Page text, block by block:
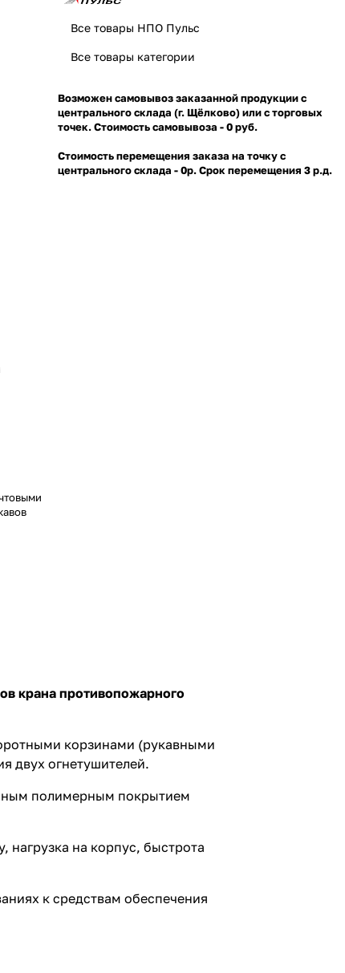
Все товары НПО Пульс
Все товары категории
Возможен самовывоз заказанной продукции с
центрального склада (г. Щёлково) или с торговых
точек. Стоимость самовывоза - 0 руб.
Стоимость перемещения заказа на точку с
центрального склада - 0р. Срок перемещения 3 р.д.
крана противопожарного
корзинами (рукавными
двух огнетушителей.
полимерным покрытием
на корпус, быстрота
к средствам обеспечения